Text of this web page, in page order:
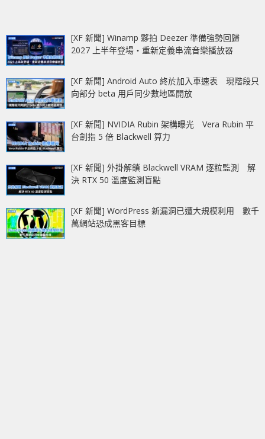
[XF 新聞] Winamp 夥拍 Deezer 準備強勢回歸
2027 上半年登場‧重新定義串流音樂播放器
[XF 新聞] Android Auto 終於加入車速表 現階段只
向部分 beta 用戶同少數地區開放
[XF 新聞] NVIDIA Rubin 架構曝光 Vera Rubin 平
台劍指 5 倍 Blackwell 算力
[XF 新聞] 外掛解鎖 Blackwell VRAM 逐粒監測 解
決 RTX 50 溫度監測盲點
[XF 新聞] WordPress 新漏洞已遭大規模利用 數千
萬網站恐成黑客目標